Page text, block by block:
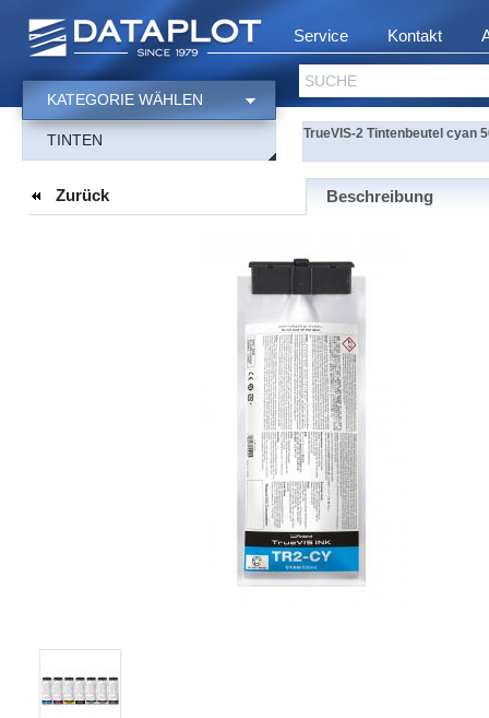
Service Kontakt
SUCHE
KATEGORIE WÄHLEN
TINTEN TrueVIS-2 Tintenbeutel cyan
Zurück Beschreibung